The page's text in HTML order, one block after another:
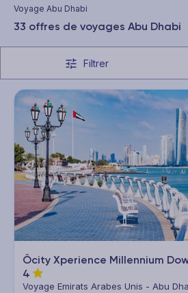
Voyage Abu Dhabi
33 offres de voyages Abu Dhabi
Filtrer
Ôcity Xperience Millennium
4
Voyage Emirats Arabes Unis - Abu